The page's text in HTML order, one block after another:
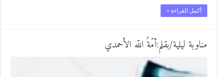
أكمل القراءة »
مناوبة ليلية/بقلم:أمّةُ اللّه الأحمدي